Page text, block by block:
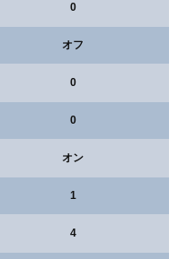
0
オフ
0
0
オン
1
4